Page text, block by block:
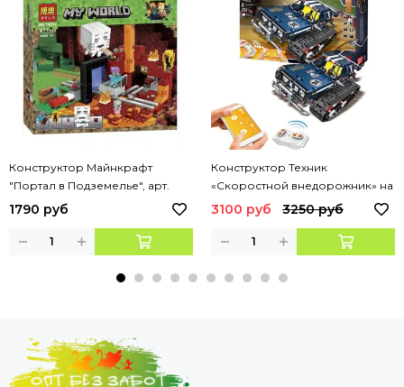
Конструктор Майнкрафт
"Портал в Подземелье", арт.
10812
1790 руб
Конструктор Техник
«Скоростной внедорожник» на
Р/У, арт. 13025
3100 руб 3250 руб